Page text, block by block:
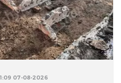
07-08-2026